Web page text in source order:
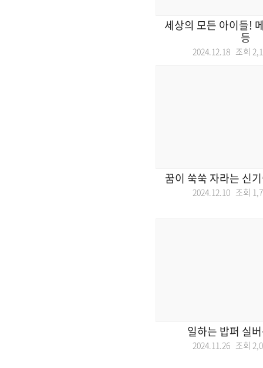
세상의 모든 아이들!
등
2024.12.18 조회
꿈이 쑥쑥 자라는 신
2024.12.10 조회
일하는 밥퍼 실
2024.11.26 조회